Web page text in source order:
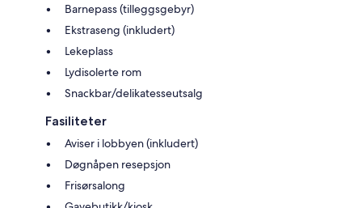
Barnepass (tilleggsgebyr)
Ekstraseng (inkludert)
Lekeplass
Lydisolerte rom
Snackbar/delikatesseutsalg
Fasiliteter
Aviser i lobbyen (inkludert)
Døgnåpen resepsjon
Frisørsalong